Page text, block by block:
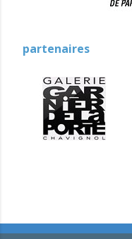
partenaires